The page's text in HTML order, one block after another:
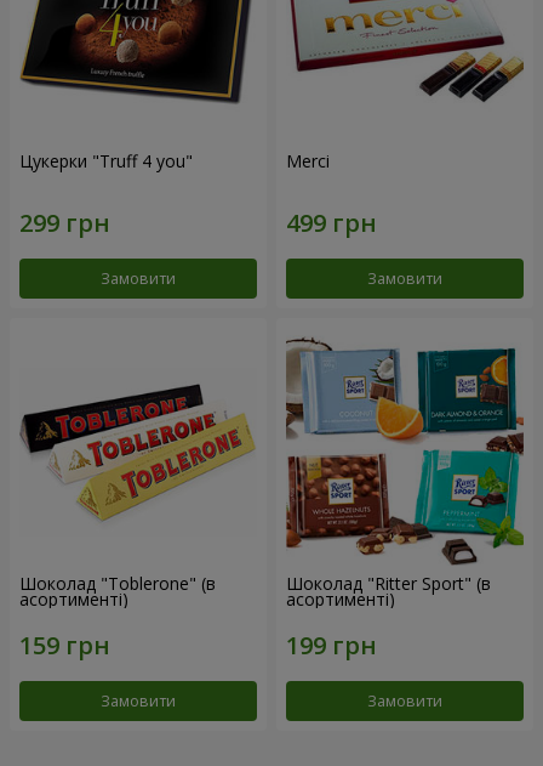
Цукерки "Truff 4 you"
Замовити
Merci
Замовити
Шоколад "Toblerone" (в
асортименті)
Замовити
Шоколад "Ritter Sport" (в
асортименті)
Замовити